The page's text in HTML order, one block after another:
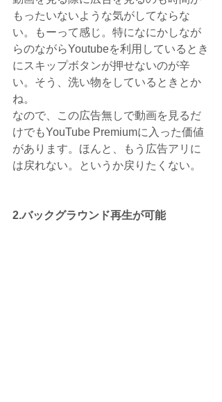
もったいないような気がしてならな
い。もーって感じ。特になにかしなが
らのながらYoutubeを利用しているとき
にスキップボタンが押せないのが辛
い。そう、洗い物をしているときとか
ね。
なので、この広告無しで動画を見るだ
けでもYouTube Premiumに入った価値
があります。ほんと、もう広告アリに
は戻れない。というか戻りたくない。
2.バックグラウンド再生が可能